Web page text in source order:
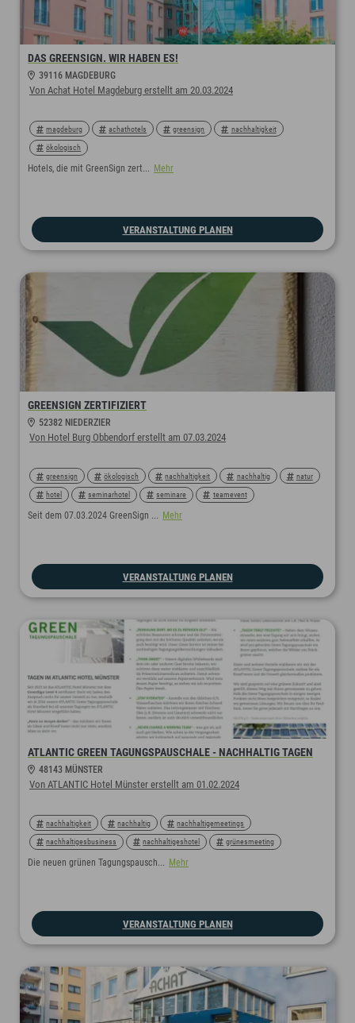
DAS GREENSIGN. WIR HABEN ES!
39116 MAGDEBURG
Von Achat Hotel Magdeburg erstellt am 20.03.2024
magdeburg achathotels greensign nachhaltigkeit
ökologisch
Hotels, die mit GreenSign zert... Mehr
VERANSTALTUNG PLANEN
GREENSIGN ZERTIFIZIERT
52382 NIEDERZIER
Von Hotel Burg Obbendorf erstellt am 07.03.2024
greensign ökologisch nachhaltigkeit nachhaltig natur
hotel seminarhotel seminare teamevent
rahmenprogramm kickoff kick-off
Seit dem 07.03.2024 GreenSign ... Mehr
VERANSTALTUNG PLANEN
ATLANTIC GREEN TAGUNGSPAUSCHALE - NACHHALTIG TAGEN
48143 MÜNSTER
Von ATLANTIC Hotel Münster erstellt am 01.02.2024
nachhaltigkeit nachhaltig nachhaltigemeetings
nachhaltigesbusiness nachhaltigeshotel grünesmeeting
regional sustainability sustainablemeetings
Die neuen grünen Tagungspausch... Mehr
VERANSTALTUNG PLANEN